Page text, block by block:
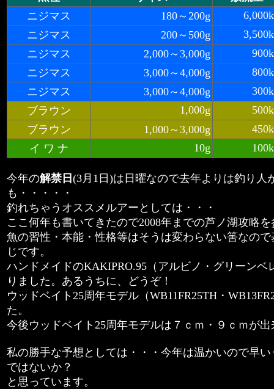
ニジマス
180～200g
ニジマス
200～500g
ニジマス
2,000～3,000g
ニジマス
3,000～4,000g
ニジマス
3,000～4,000g
ブラウン
1,000g
ブラウン
1,000～3,000g
イ ワ ナ
10g
今年の解禁日 (3月1日)は日曜なので去年よりは釣り人
も・・・・・
釣れちゃうオススメルアーとしては・・・
ここ何年も書いてきたので2008年までの芦ノ湖攻略
魚の習性・本能・性格等はそうは変わらない筈なの
じです。
ハンドメイドのKAKIPRO.95（アルビノ・グリーンベ
りました。あるうちに、どうぞ！
ウッドベイト25周年モデル（WB11FR25TH・
た。
今後ウッドベイト25周年モデルは７ｃｍ・９ｃｍが
私の勝手な予想としては・・・今年は温かいので早
ではないか？
と思っています。